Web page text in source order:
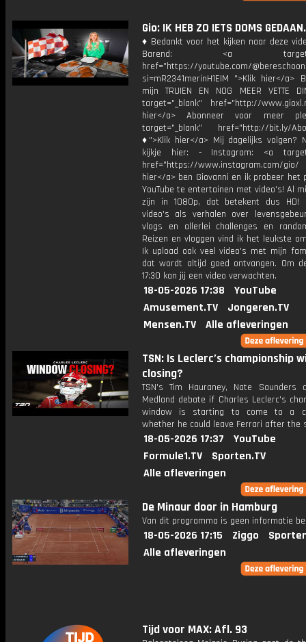
Gio: IK HEB ZO IETS DOMS
♦ Bedankt voor het kijken naar deze
Barend: <a
href="https://youtube.com/
si=mR2341merinH1EIM ">Klik hier</a>
mijn TRUIEN EN NOG MEER VETTE
target="_blank" href="http://
hier</a> Abonneer voor meer
target="_blank" href="http://bit.ly/
♦">Klik hier</a> Mij dagelijks volgen?
kijkje hier: - Instagram: <a
href="https://www.instagram.com/
hier</a> ben Giovanni en ik probeer het
YouTube te entertainen met video's! Al
zijn in 1080p, dat betekent dus HD!
video's als verhalen over
vlogs en allerlei challenges en
Reizen en vloggen vind ik het leukste
Ik upload ook veel video's met mijn
dat wordt altijd goed ontvangen. Om
17:30 kan jij een video verwachten.
18-05-2026 17:38
YouTube
Amusement.TV
Jongeren.TV
Mensen.TV
Alle afleveringen
TSN: Is Leclerc’s championship
closing?
TSN's Tim Hauraney, Nate Saunders
Medland debate if Charles Leclerc's
window is starting to come to a
whether he could leave Ferrari after the
18-05-2026 17:37
YouTube
Formule1.TV
Sporten.TV
Alle afleveringen
De Minaur door in Hamburg
Van dit programma is geen informatie
18-05-2026 17:15 Ziggo
Alle afleveringen
Tijd voor MAX: Afl. 93